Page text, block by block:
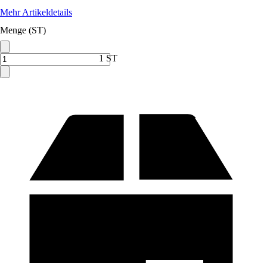
Mehr Artikeldetails
Menge (ST)
1 ST